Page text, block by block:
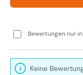
Bewertungen nur
Keine